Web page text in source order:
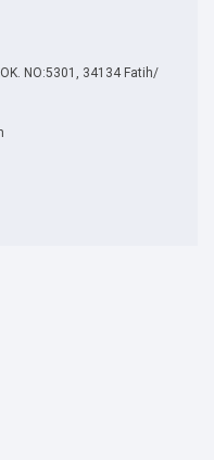
NO:5301, 34134 Fatih/